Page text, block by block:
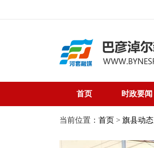
首页 时政要闻
当前位置： 首页 > 旗县动态